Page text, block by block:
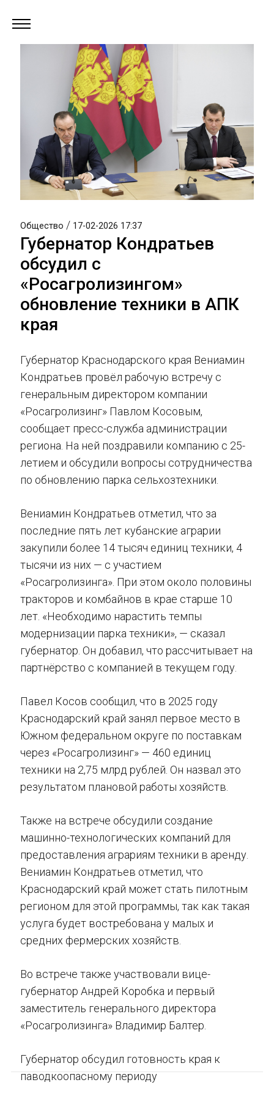
Общество / 17-02-2026 17:37
Губернатор Кондратьев
обсудил с
«Росагролизингом»
обновление техники в АПК
края
Губернатор Краснодарского края Вениамин
Кондратьев провёл рабочую встречу с
генеральным директором компании
«Росагролизинг» Павлом Косовым,
сообщает пресс-служба администрации
региона. На ней поздравили компанию с 25-
летием и обсудили вопросы сотрудничества
по обновлению парка сельхозтехники.
Вениамин Кондратьев отметил, что за
последние пять лет кубанские аграрии
закупили более 14 тысяч единиц техники, 4
тысячи из них — с участием
«Росагролизинга». При этом около половины
тракторов и комбайнов в крае старше 10
лет. «Необходимо нарастить темпы
модернизации парка техники», — сказал
губернатор. Он добавил, что рассчитывает на
партнёрство с компанией в текущем году.
Павел Косов сообщил, что в 2025 году
Краснодарский край занял первое место в
Южном федеральном округе по поставкам
через «Росагролизинг» — 460 единиц
техники на 2,75 млрд рублей. Он назвал это
результатом плановой работы хозяйств.
Также на встрече обсудили создание
машинно-технологических компаний для
предоставления аграриям техники в аренду.
Вениамин Кондратьев отметил, что
Краснодарский край может стать пилотным
регионом для этой программы, так как такая
услуга будет востребована у малых и
средних фермерских хозяйств.
Во встрече также участвовали вице-
губернатор Андрей Коробка и первый
заместитель генерального директора
«Росагролизинга» Владимир Балтер.
Губернатор обсудил готовность края к
паводкоопасному периоду